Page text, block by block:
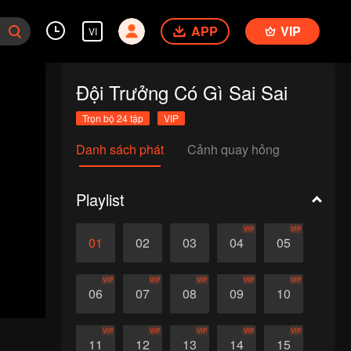
VI APP VIP
Đội Trưởng Có Gì Sai Sai
Trọn bộ 24 tập VIP
Danh sách phát Cảnh quay hỏng
Playlist
01 02 03 04
VIP
05
VIP
06
VIP
07
VIP
08
VIP
09
VIP
10
VIP
11
VIP
12
VIP
13
VIP
14
VIP
15
VIP